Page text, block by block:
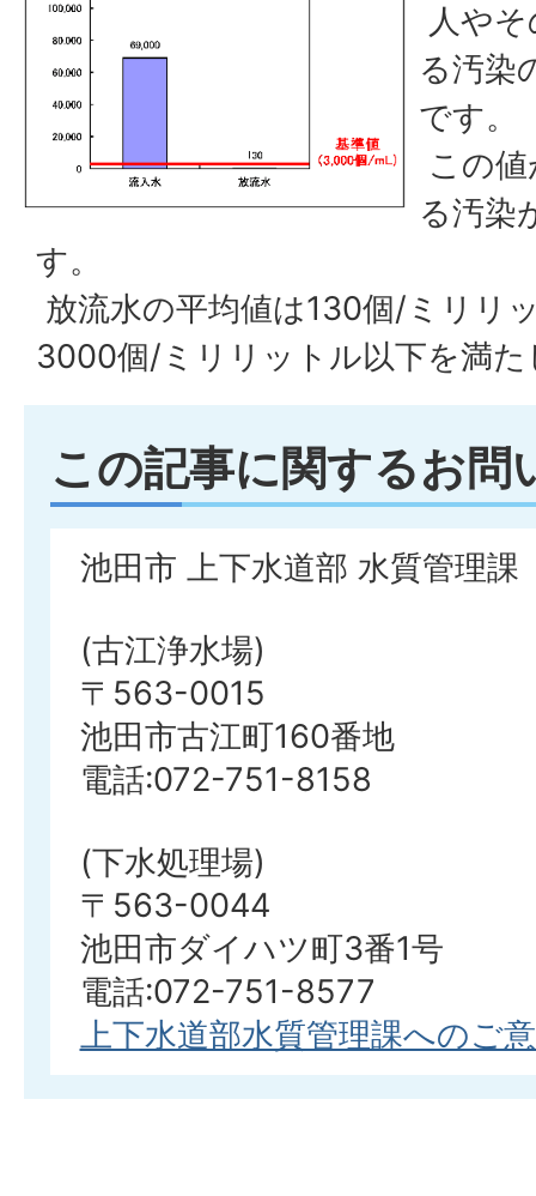
人や
る汚染
です。
この
る汚染
す。
放流水の平均値は130個/ミリリ
3000個/ミリリットル以下を満
この記事に関するお問
池田市 上下水道部 水質管理課
(古江浄水場)
〒563-0015
池田市古江町160番地
電話:072-751-8158
(下水処理場)
〒563-0044
池田市ダイハツ町3番1号
電話:072-751-8577
上下水道部水質管理課へのご